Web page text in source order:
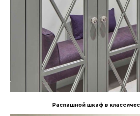
Распашной шкаф в